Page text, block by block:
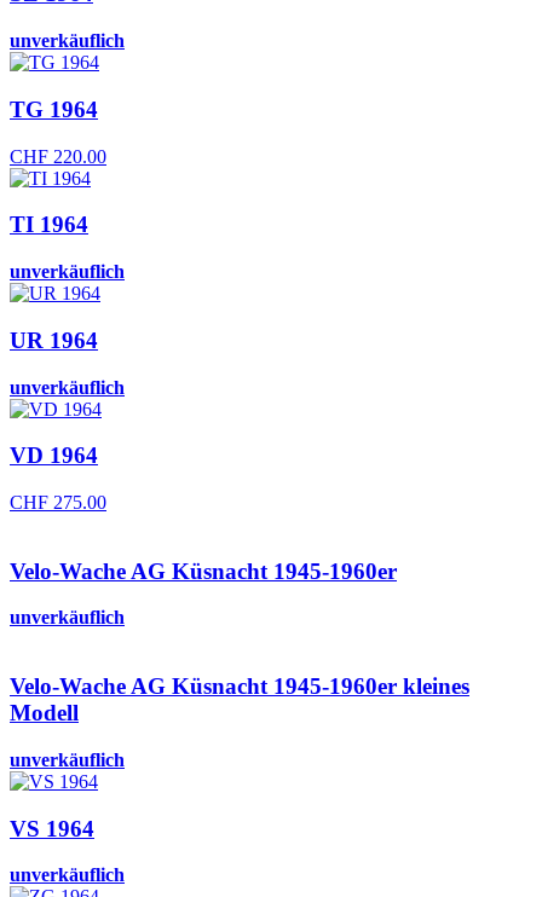
unverkäuflich
TG 1964
CHF 220.00
TI 1964
unverkäuflich
UR 1964
unverkäuflich
VD 1964
CHF 275.00
Velo-Wache AG Küsnacht 1945-1960er
unverkäuflich
Velo-Wache AG Küsnacht 1945-1960er kleines
Modell
unverkäuflich
VS 1964
unverkäuflich